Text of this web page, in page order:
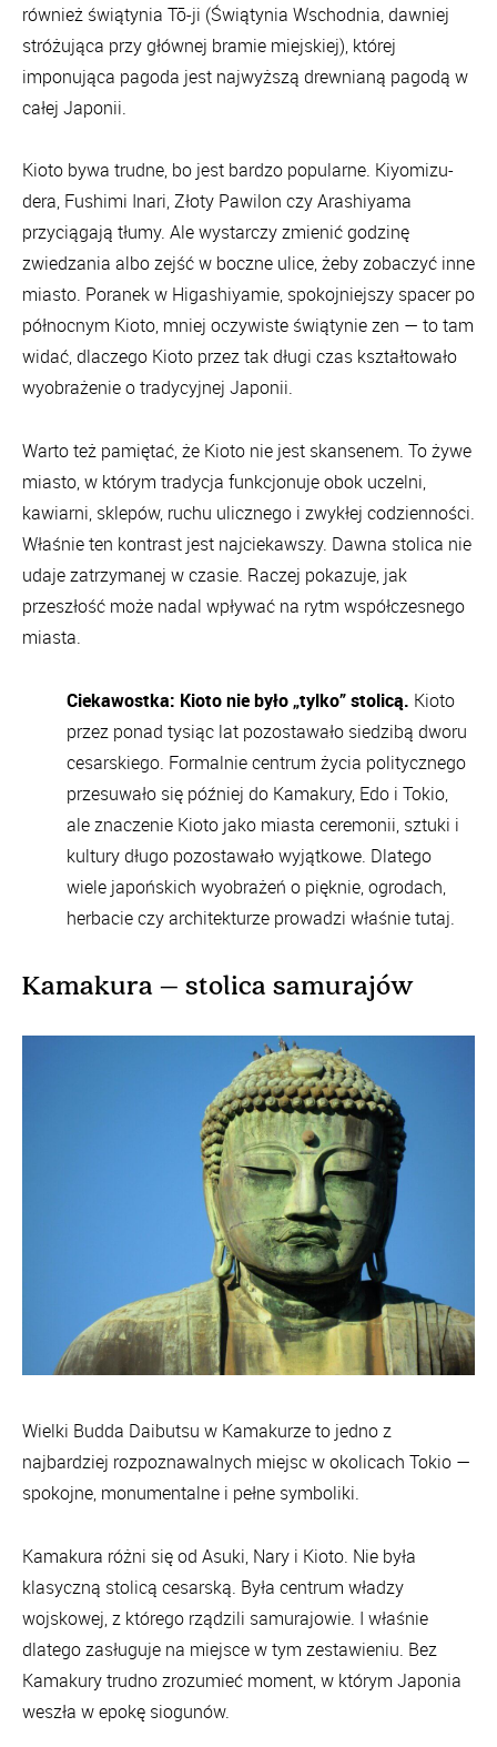
również świątynia Tō-ji (Świątynia Wschodnia, dawniej
stróżująca przy głównej bramie miejskiej), której
imponująca pagoda jest najwyższą drewnianą pagodą w
całej Japonii.
Kioto bywa trudne, bo jest bardzo popularne. Kiyomizu-
dera, Fushimi Inari, Złoty Pawilon czy Arashiyama
przyciągają tłumy. Ale wystarczy zmienić godzinę
zwiedzania albo zejść w boczne ulice, żeby zobaczyć inne
miasto. Poranek w Higashiyamie, spokojniejszy spacer po
północnym Kioto, mniej oczywiste świątynie zen — to tam
widać, dlaczego Kioto przez tak długi czas kształtowało
wyobrażenie o tradycyjnej Japonii.
Warto też pamiętać, że Kioto nie jest skansenem. To żywe
miasto, w którym tradycja funkcjonuje obok uczelni,
kawiarni, sklepów, ruchu ulicznego i zwykłej codzienności.
Właśnie ten kontrast jest najciekawszy. Dawna stolica nie
udaje zatrzymanej w czasie. Raczej pokazuje, jak
przeszłość może nadal wpływać na rytm współczesnego
miasta.
Ciekawostka: Kioto nie było „tylko” stolicą. Kioto
przez ponad tysiąc lat pozostawało siedzibą dworu
cesarskiego. Formalnie centrum życia politycznego
przesuwało się później do Kamakury, Edo i Tokio,
ale znaczenie Kioto jako miasta ceremonii, sztuki i
kultury długo pozostawało wyjątkowe. Dlatego
wiele japońskich wyobrażeń o pięknie, ogrodach,
herbacie czy architekturze prowadzi właśnie tutaj.
Kamakura – stolica samurajów
Wielki Budda Daibutsu w Kamakurze to jedno z
najbardziej rozpoznawalnych miejsc w okolicach Tokio —
spokojne, monumentalne i pełne symboliki.
Kamakura różni się od Asuki, Nary i Kioto. Nie była
klasyczną stolicą cesarską. Była centrum władzy
wojskowej, z którego rządzili samurajowie. I właśnie
dlatego zasługuje na miejsce w tym zestawieniu. Bez
Kamakury trudno zrozumieć moment, w którym Japonia
weszła w epokę siogunów.